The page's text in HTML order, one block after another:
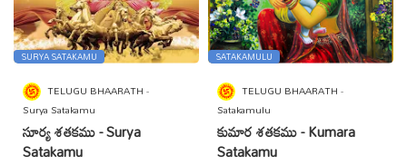
SURYA SATAKAMU
TELUGU BHAARATH
Surya Satakamu
సూర్య శతకము - Surya
Satakamu
SATAKAMULU
TELUGU BHAARATH
Satakamulu
కుమార శతకము - Kumara
Satakamu